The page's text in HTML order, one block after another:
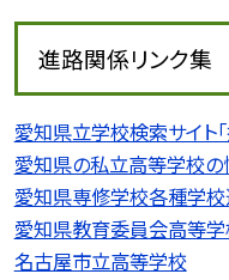
進路関係リンク集
愛知県立学校検索サイト「
愛知県の私立高等学校
愛知県専修学校各種学
愛知県教育委員会高等
名古屋市立高等学校